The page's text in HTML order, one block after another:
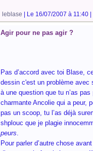
leblase | Le 16/07/2007 à 11:40 |
Agir pour ne pas agir ?
Pas d’accord avec toi Blase,
dessin c'est un problème avec
à une question que tu n’as
charmante Ancolie qui a peur,
pas un scoop, tu l’as déjà
shplouc que je plagie
peurs.
Pour parler d’autre chose